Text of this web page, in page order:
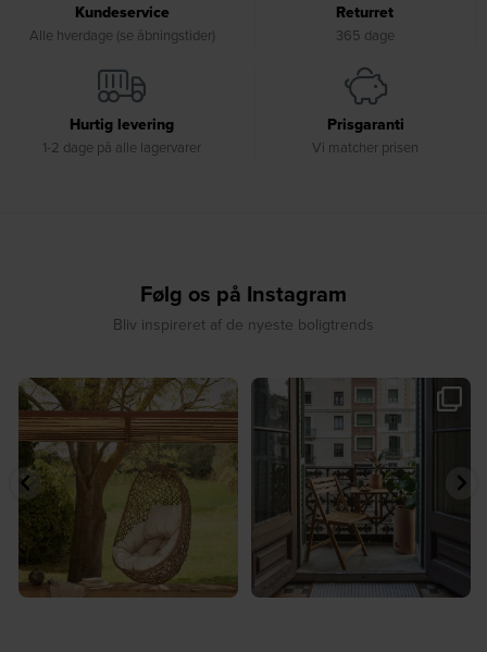
Kundeservice
Alle hverdage (se åbningstider)
Returret
365 dage
Hurtig levering
1-2 dage på alle lagervarer
Prisgaranti
Vi matcher prisen
Følg os på Instagram
Bliv inspireret af de nyeste boligtrends
🤍 Rå materialer møder tidløst design⁠
...
7 0
✨ Spar op til 30 % på udvalgte
produkter fra...
2 0